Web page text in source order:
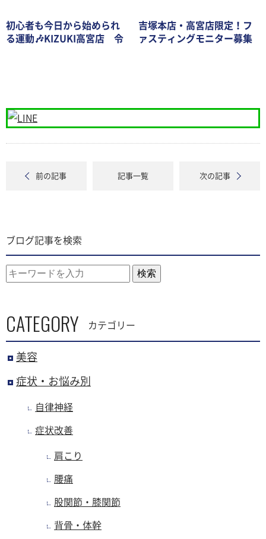
初心者も今日から始められ
る運動🎶KIZUKI高宮店 令
吉塚本店・高宮店限定！フ
ァスティングモニター募集
前の記事 記事一覧 次の記事
ブログ記事を検索
検索
CATEGORY カテゴリー
美容
症状・お悩み別
自律神経
症状改善
肩こり
腰痛
股関節・膝関節
背骨・体幹